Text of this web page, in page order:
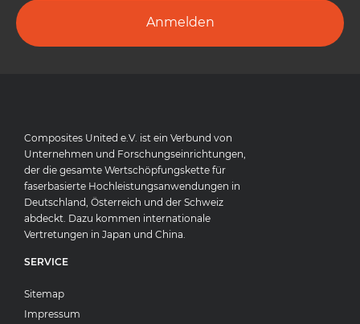
Anmelden
Composites United e.V. ist ein Verbund von
Unternehmen und Forschungseinrichtungen,
der die gesamte Wertschöpfungskette für
faserbasierte Hochleistungsanwendungen in
Deutschland, Österreich und der Schweiz
abdeckt. Dazu kommen internationale
Vertretungen in Japan und China.
SERVICE
Sitemap
Impressum